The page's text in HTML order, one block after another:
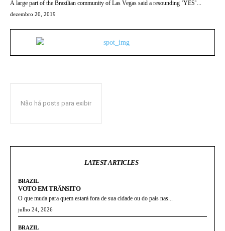
A large part of the Brazilian community of Las Vegas said a resounding ‘YES’...
dezembro 20, 2019
Não há posts para exibir
LATEST ARTICLES
BRAZIL
VOTO EM TRÂNSITO
O que muda para quem estará fora de sua cidade ou do país nas...
julho 24, 2026
BRAZIL